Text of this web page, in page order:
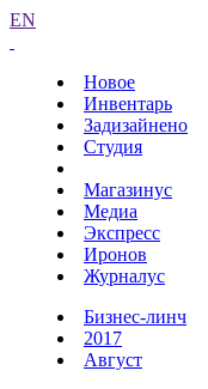
EN
Новое
Инвентарь
Задизайнено
Студия
Магазинус
Медиа
Экспресс
Иронов
Журналус
Бизнес-линч
2017
Август